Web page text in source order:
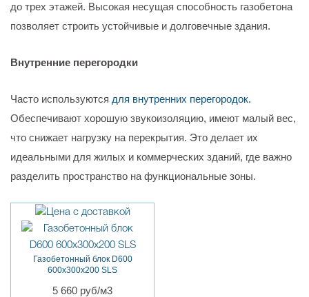
до трех этажей. Высокая несущая способность газобетона
позволяет строить устойчивые и долговечные здания.
Внутренние перегородки
Часто используются для внутренних перегородок.
Обеспечивают хорошую звукоизоляцию, имеют малый вес,
что снижает нагрузку на перекрытия. Это делает их
идеальными для жилых и коммерческих зданий, где важно
разделить пространство на функциональные зоны.
Газобетонный блок D600
600х300х200 SLS
5 660 руб/м3